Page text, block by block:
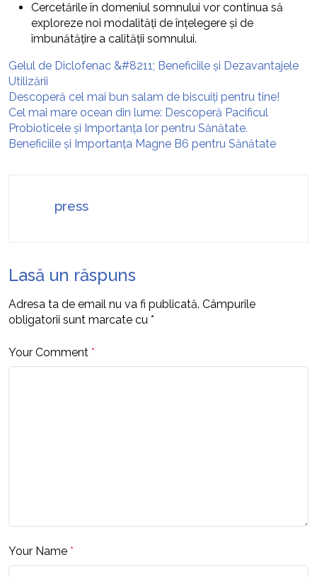
Cercetările în domeniul somnului vor continua să
exploreze noi modalități de înțelegere și de
îmbunătățire a calității somnului.
Gelul de Diclofenac &#8211; Beneficiile și Dezavantajele
Utilizării
Descoperă cel mai bun salam de biscuiți pentru tine!
Cel mai mare ocean din lume: Descoperă Pacificul
Probioticele și Importanța lor pentru Sănătate.
Beneficiile și Importanța Magne B6 pentru Sănătate
press
Lasă un răspuns
Adresa ta de email nu va fi publicată. Câmpurile
obligatorii sunt marcate cu *
Your Comment *
Your Name *